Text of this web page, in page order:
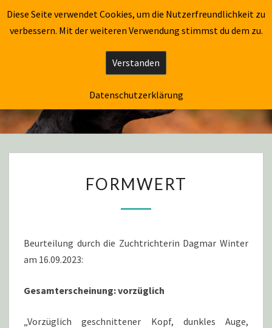
CAPTAIN FLÓKI
CAPTAIN FLÓKI
FORMWERT
Beurteilung durch die Zuchtrichterin Dagmar Winter
am 16.09.2023:
Gesamterscheinung: vorzüglich
„Vorzüglich geschnittener Kopf, dunkles Auge,
Diese Seite verwendet Cookies, um die Nutzerfreundlichkeit zu
verbessern. Mit der weiteren Verwendung stimmst du dem zu.
Verstanden
Datenschutzerklärung